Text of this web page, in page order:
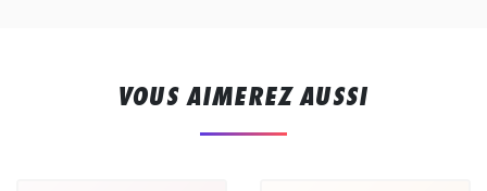
VOUS AIMEREZ AUSSI